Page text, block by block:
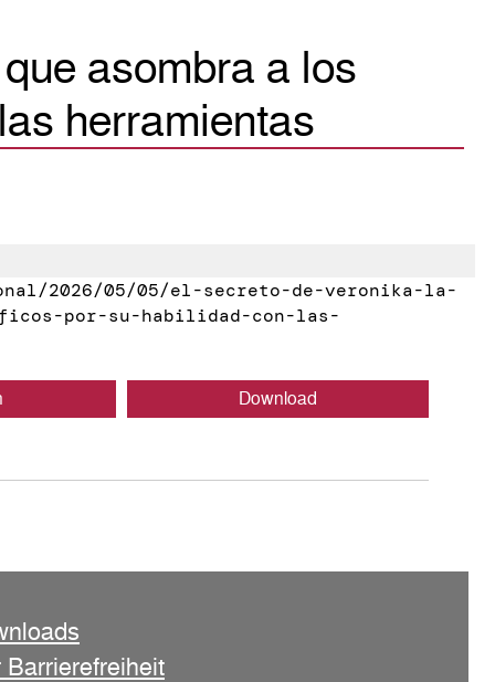
asombra a los
herramientas
2026/05/05/el-secreto-de-veronika-la-
por-su-habilidad-con-las-
Download
Barrierefreiheit